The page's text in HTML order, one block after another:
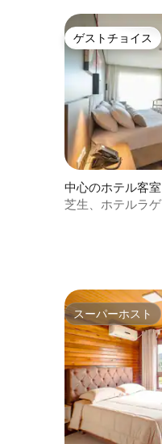
ゲストチョイス
ゲストチョイス
中心のホテル客室
芝生、ホテルラ
スーパーホスト
スーパーホスト